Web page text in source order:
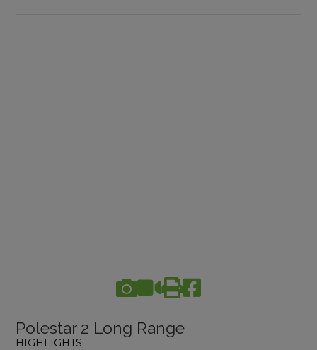
Polestar 2 Long Range
HIGHLIGHTS: